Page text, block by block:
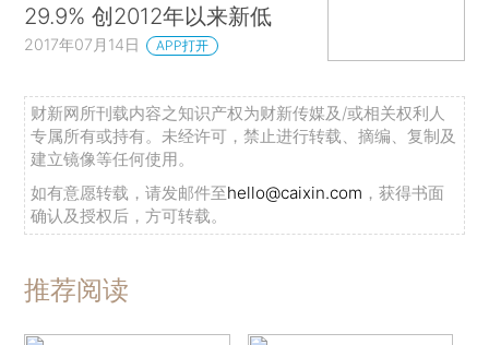
29.9% 创2012年以来新低
2017年07月14日 APP打开
财新网所刊载内容之知识产权为财新传媒及/或相关权利人
专属所有或持有。未经许可，禁止进行转载、摘编、复制及
建立镜像等任何使用。
如有意愿转载，请发邮件至hello@caixin.com ，获得书面
确认及授权后，方可转载。
推荐阅读